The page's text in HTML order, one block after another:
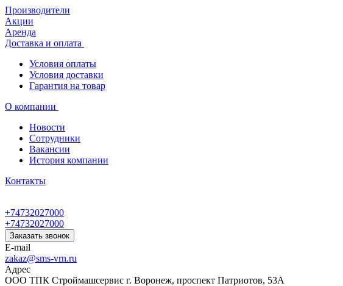
Производители
Акции
Аренда
Доставка и оплата
Условия оплаты
Условия доставки
Гарантия на товар
О компании
Новости
Сотрудники
Вакансии
История компании
Контакты
+74732027000
+74732027000
Заказать звонок
E-mail
zakaz@sms-vrn.ru
Адрес
ООО ТПК Строймашсервис г. Воронеж, проспект Патриотов, 53А